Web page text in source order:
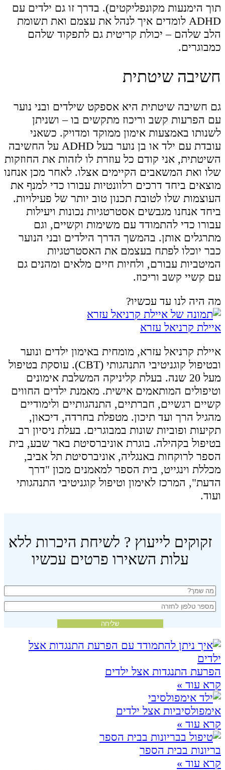
תוך הימנעות מקונפליקטים). בדרך זו גם ילדים עם
ADHD לומדים איך לנהל את עצמם ואת תשומת
הלב שלהם – יכולת קריטית גם לתפקוד שלהם
כמבוגרים.
חשיבה שיטתית
גם חשיבה שיטתית היא אספקט שילדים ובני נוער
עם הפרעות קשב וריכוז מתקשים בו – ושניתן
לשנותו באמצעות אימון ממוקד ומדויק. כשאני
עובדת עם ילד או בן נוער בעל ADHD על החשיבה
השיטתית, אני קודם כל עוזרת לו לזהות את החוזקות
שלו ואת המשאבים הקיימים אצלו. לאחר מכן אנחנו
מוצאים ביחד דרכים רלוונטיות עבורו כדי למנף את
העוצמות שלו לטובת תכנון טוב יותר של פעילויות.
ביחד אנחנו מגבשים אסטרטגיות נכונות ויעילות
עבורו כדי להתמודד עם משימות וקשיים, וגם
מתרגלים אותן. בהמשך הדרך הילדים ובני הנוער
כבר יוכלו לפתח בעצמם את האסטרטגיות
המיטביות עבורם, ולחיות חיים מלאים ומהנים גם
עם קשיי קשב וריכוז.
מה היה לנו עד עכשיו?
איילת קרניאל עזרא
איילת קרניאל עזרא, מומחית באימון ילדים ונוער
ובטיפול קוגניטיבי התנהגותי (CBT). עוסקת בטיפול
מעל 20 שנה. בעלת קליניקה המשלבת אימונים
וטיפולים המותאמים אישית. מאמנת ילדים החווים
קשיים רגשיים, חברתיים, התנהגותיים ולימודיים
מהגיל הרך ועד תיכון. מטפלת בחרדה, דיכאון,
תקיעות ופוביות שונות במבוגרים. בעלת ניסיון רב
בטיפול בקהילה. בוגרת אוניברסיטת באר שבע, בית
הספר לרוקחות באנגליה, אוניברסיטת תל אביב,
מכללת וינגייט, בית הספר למאמנים מכון "דרך
הדעת", המרכז לאימון וטיפול קוגניטיבי התנהגותי
ועוד.
זקוקים לייעוץ ? לשיחת היכרות ללא
עלות השאירו פרטים עכשיו
הפרעת התנגדות אצל ילדים
קרא עוד »
אימפולסיביות אצל ילדים
קרא עוד »
בריונות בבית הספר
קרא עוד »